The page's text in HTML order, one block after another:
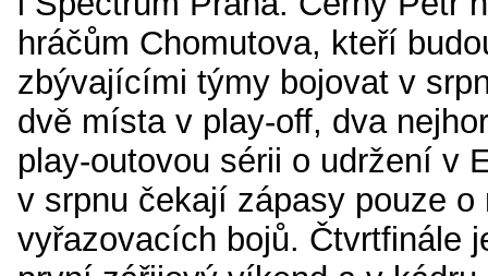
hráčům Chomutova, kteří
zbývajícími týmy bojovat v
dvě místa v play-off, dva
play-outovou sérii o udržení v
v srpnu čekají zápasy pouze o
vyřazovacích bojů. Čtvrtfinále